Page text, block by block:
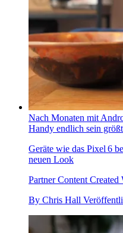
Nach Monaten mit
Handy endlich sein
Geräte wie das Pixel 6
neuen Look
Partner Content Created
By Chris Hall